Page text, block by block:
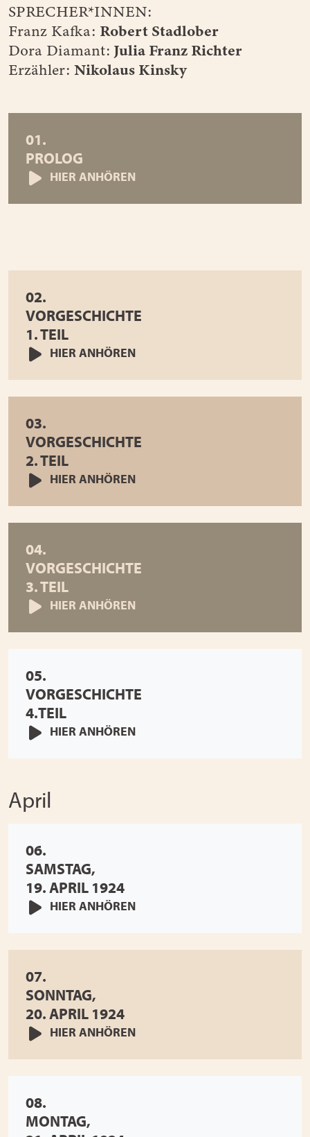
SPRECHER*INNEN:
Franz Kafka: Robert Stadlober
Dora Diamant: Julia Franz Richter
Erzähler: Nikolaus Kinsky
01.
PROLOG
HIER ANHÖREN
02.
VORGESCHICHTE
1. TEIL
HIER ANHÖREN
03.
VORGESCHICHTE
2. TEIL
HIER ANHÖREN
04.
VORGESCHICHTE
3. TEIL
HIER ANHÖREN
05.
VORGESCHICHTE
4.TEIL
HIER ANHÖREN
April
06.
SAMSTAG,
19. APRIL 1924
HIER ANHÖREN
07.
SONNTAG,
20. APRIL 1924
HIER ANHÖREN
08.
MONTAG,